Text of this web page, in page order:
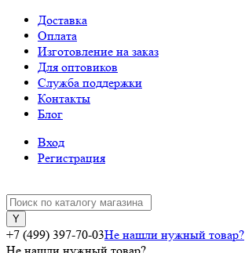
Доставка
Оплата
Изготовление на заказ
Для оптовиков
Служба поддержки
Контакты
Блог
Вход
Регистрация
+7 (499) 397-70-03Не нашли нужный товар?